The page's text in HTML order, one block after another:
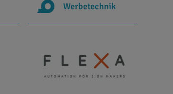
Werbetechnik